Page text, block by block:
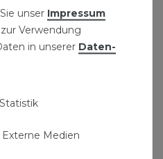
unser Impressum
Verwendung
in unserer Daten­
Statistik
Externe Medien